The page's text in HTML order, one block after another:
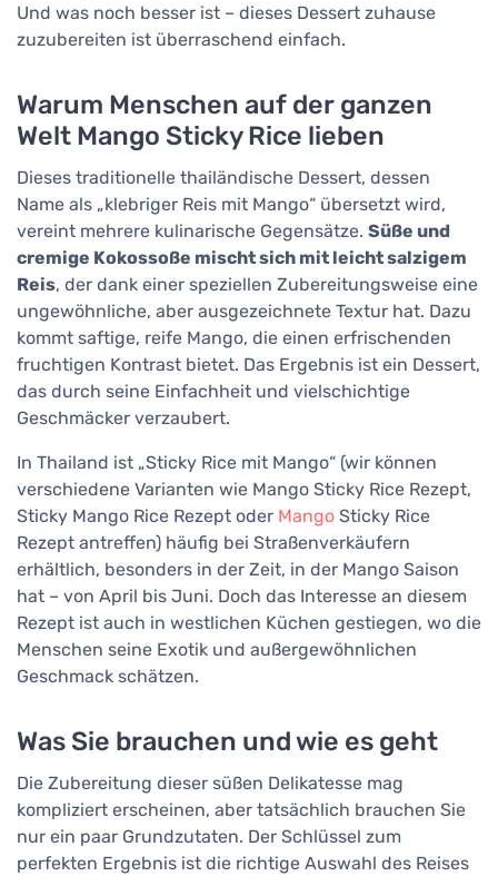
Und was noch besser ist – dieses Dessert zuhause
zuzubereiten ist überraschend einfach.
Warum Menschen auf der ganzen
Welt Mango Sticky Rice lieben
Dieses traditionelle thailändische Dessert, dessen
Name als „klebriger Reis mit Mango“ übersetzt wird,
vereint mehrere kulinarische Gegensätze. Süße und
cremige Kokossoße mischt sich mit leicht salzigem
Reis, der dank einer speziellen Zubereitungsweise eine
ungewöhnliche, aber ausgezeichnete Textur hat. Dazu
kommt saftige, reife Mango, die einen erfrischenden
fruchtigen Kontrast bietet. Das Ergebnis ist ein Dessert,
das durch seine Einfachheit und vielschichtige
Geschmäcker verzaubert.
In Thailand ist „Sticky Rice mit Mango“ (wir können
verschiedene Varianten wie Mango Sticky Rice Rezept,
Sticky Mango Rice Rezept oder Mango Sticky Rice
Rezept antreffen) häufig bei Straßenverkäufern
erhältlich, besonders in der Zeit, in der Mango Saison
hat – von April bis Juni. Doch das Interesse an diesem
Rezept ist auch in westlichen Küchen gestiegen, wo die
Menschen seine Exotik und außergewöhnlichen
Geschmack schätzen.
Was Sie brauchen und wie es geht
Die Zubereitung dieser süßen Delikatesse mag
kompliziert erscheinen, aber tatsächlich brauchen Sie
nur ein paar Grundzutaten. Der Schlüssel zum
perfekten Ergebnis ist die richtige Auswahl des Reises